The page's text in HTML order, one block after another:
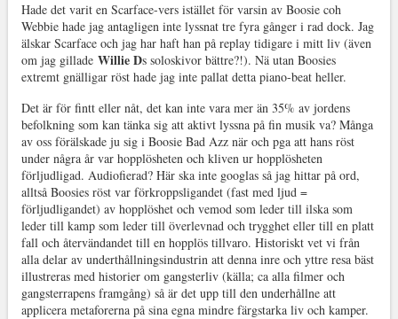
Hade det varit en Scarface-vers istället för varsin av Boosie coh
Webbie hade jag antagligen inte lyssnat tre fyra gånger i rad dock. Jag
älskar Scarface och jag har haft han på replay tidigare i mitt liv (även
om jag gillade Willie Ds soloskivor bättre?!). Nä utan Boosies
extremt gnälligar röst hade jag inte pallat detta piano-beat heller.
Det är för fintt eller nåt, det kan inte vara mer än 35% av jordens
befolkning som kan tänka sig att aktivt lyssna på fin musik va? Många
av oss förälskade ju sig i Boosie Bad Azz när och pga att hans röst
under några år var hopplösheten och kliven ur hopplösheten
förljudligad. Audiofierad? Här ska inte googlas så jag hittar på ord,
alltså Boosies röst var förkroppsligandet (fast med ljud =
förljudligandet) av hopplöshet och vemod som leder till ilska som
leder till kamp som leder till överlevnad och trygghet eller till en platt
fall och återvändandet till en hopplös tillvaro. Historiskt vet vi från
alla delar av underthållningsindustrin att denna inre och yttre resa bäst
illustreras med historier om gangsterliv (källa; ca alla filmer och
gangsterrapens framgång) så är det upp till den underhållne att
applicera metaforerna på sina egna mindre färgstarka liv och kamper.